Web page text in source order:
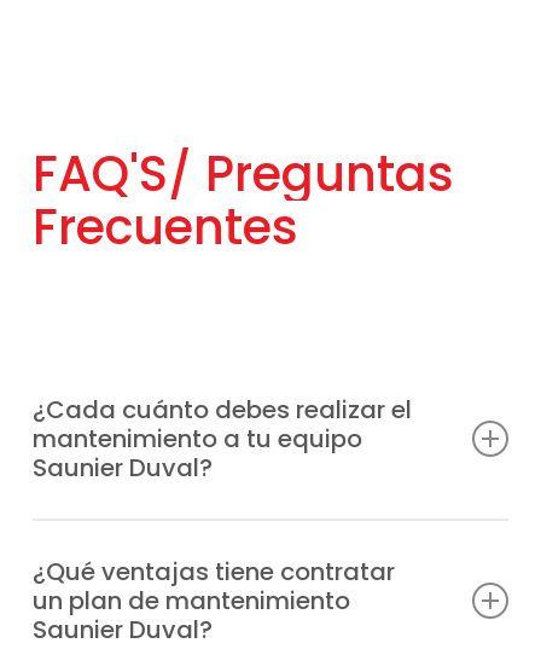
FAQ'S/ Preguntas
Frecuentes
¿Cada cuánto debes realizar el
mantenimiento a tu equipo
Saunier Duval?
una vez al año, aunque la frecuencia puede
depender del uso que reciba el sistema y
de la puesta a punto que desees.
¿Qué ventajas tiene contratar
un plan de mantenimiento
Saunier Duval?